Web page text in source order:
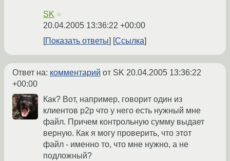
SK ☆
20.04.2005 13:36:22 +00:00
Показать ответы
Ссылка
Ответ на: комментарий от SK 20.04.2005 13:36:22
+00:00
Как? Вот, например, говорит один из
клиентов p2p что у него есть нужный мне
файл. Причем контрольную сумму выдает
верную. Как я могу проверить, что этот
файл - именно то, что мне нужно, а не
подложный?